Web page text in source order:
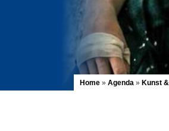
Home » Agenda » Kunst